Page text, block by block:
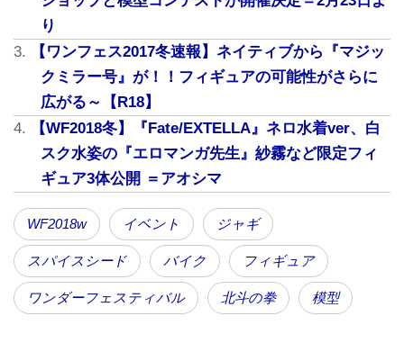
ヘルメットと裸に革ジャン姿でバイクにまたがり、シ
ョットガンの銃口を向けるポージングは、独特の威圧
り
【ワンフェス2017冬速報】ネイティブから『マジッ
クミラー号』が！！フィギュアの可能性がさらに
広がる～【R18】
【WF2018冬】『Fate/EXTELLA』ネロ水着ver、白
スク水姿の『エロマンガ先生』紗霧など限定フィ
ギュア3体公開 ＝アオシマ
WF2018w イベント ジャギ
スパイスシード バイク フィギュア
ワンダーフェスティバル 北斗の拳 模型